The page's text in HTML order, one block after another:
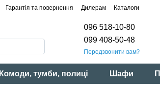
Гарантія та повернення Дилерам Каталоги
096 518-10-80
099 408-50-48
Передзвонити вам?
Комоди, тумби, полиці Шафи